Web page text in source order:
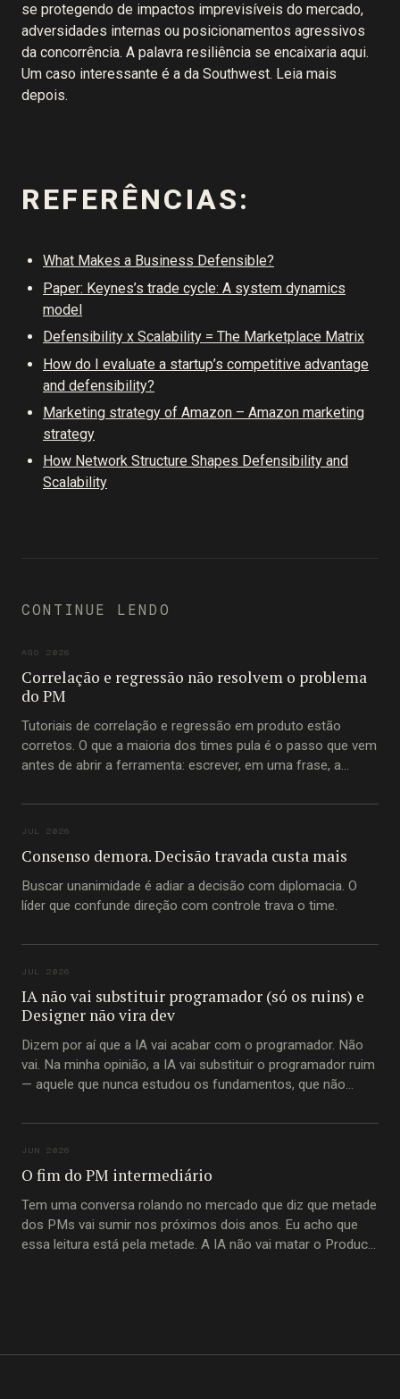
se protegendo de impactos imprevisíveis do mercado,
adversidades internas ou posicionamentos agressivos
da concorrência. A palavra resiliência se encaixaria aqui.
Um caso interessante é a da Southwest. Leia mais
depois.
REFERÊNCIAS:
What Makes a Business Defensible?
Paper: Keynes’s trade cycle: A system dynamics
model
Defensibility x Scalability = The Marketplace Matrix
How do I evaluate a startup’s competitive advantage
and defensibility?
Marketing strategy of Amazon – Amazon marketing
strategy
How Network Structure Shapes Defensibility and
Scalability
CONTINUE LENDO
AGO 2026
Correlação e regressão não resolvem o problema
do PM
Tutoriais de correlação e regressão em produto estão
corretos. O que a maioria dos times pula é o passo que vem
antes de abrir a ferramenta: escrever, em uma frase, a
JUL 2026
Consenso demora. Decisão travada custa mais
Buscar unanimidade é adiar a decisão com diplomacia. O
líder que confunde direção com controle trava o time.
JUL 2026
IA não vai substituir programador (só os ruins) e
Designer não vira dev
Dizem por aí que a IA vai acabar com o programador. Não
vai. Na minha opinião, a IA vai substituir o programador ruim
— aquele que nunca estudou os fundamentos, que não
que passou a carreira inteira copiando trecho de código do
JUN 2026
O fim do PM intermediário
Tem uma conversa rolando no mercado que diz que metade
dos PMs vai sumir nos próximos dois anos. Eu acho que
essa leitura está pela metade. A IA não vai matar o Product